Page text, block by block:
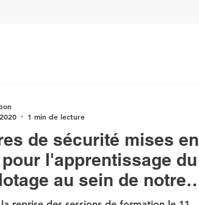
de sécurité mises en
l'apprentissage du
au sein de notre
1 min de lecture